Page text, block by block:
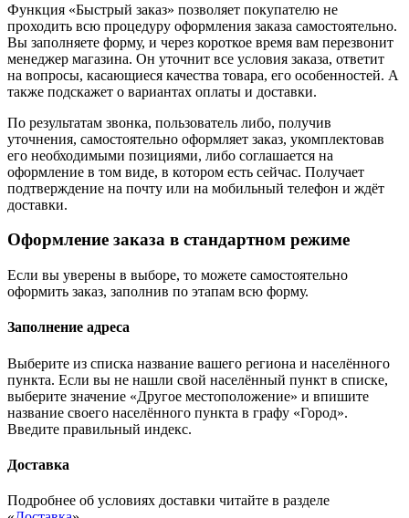
Функция «Быстрый заказ» позволяет покупателю не
проходить всю процедуру оформления заказа самостоятельно.
Вы заполняете форму, и через короткое время вам перезвонит
менеджер магазина. Он уточнит все условия заказа, ответит
на вопросы, касающиеся качества товара, его особенностей. А
также подскажет о вариантах оплаты и доставки.
По результатам звонка, пользователь либо, получив
уточнения, самостоятельно оформляет заказ, укомплектовав
его необходимыми позициями, либо соглашается на
оформление в том виде, в котором есть сейчас. Получает
подтверждение на почту или на мобильный телефон и ждёт
доставки.
Оформление заказа в стандартном режиме
Если вы уверены в выборе, то можете самостоятельно
оформить заказ, заполнив по этапам всю форму.
Заполнение адреса
Выберите из списка название вашего региона и населённого
пункта. Если вы не нашли свой населённый пункт в списке,
выберите значение «Другое местоположение» и впишите
название своего населённого пункта в графу «Город».
Введите правильный индекс.
Доставка
Подробнее об условиях доставки читайте в разделе